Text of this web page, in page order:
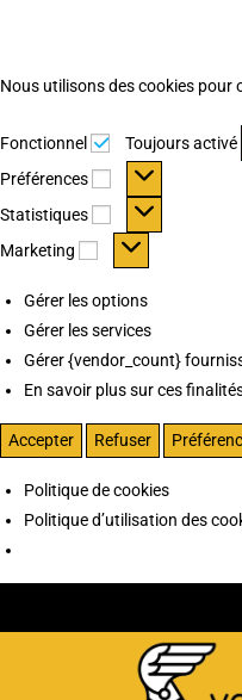
Nous utilisons des cookies pour
Fonctionnel Fonctionnel
Toujours activé
Préférences
Préférences
Statistiques Statistiques
Marketing Marketing
Gérer les options
Gérer les services
Gérer {vendor_count}
En savoir plus sur ces
Accepter Refuser
Politique de cookies
Politique d’utilisation des